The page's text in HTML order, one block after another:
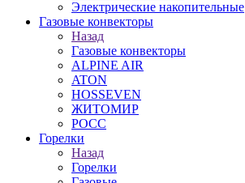
Электрические накопительные
Газовые конвекторы
Назад
Газовые конвекторы
ALPINE AIR
ATON
HOSSEVEN
ЖИТОМИР
РОСС
Горелки
Назад
Горелки